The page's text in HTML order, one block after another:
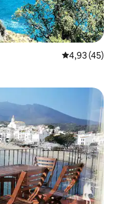
Évaluation
4,93 (45)